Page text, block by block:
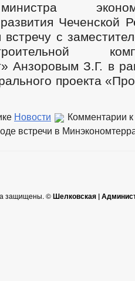
Чеченской
с
Анзоровым З.Г. в
проекта
Новости Комментарии
встречи в
защищены. ©Шелковская |